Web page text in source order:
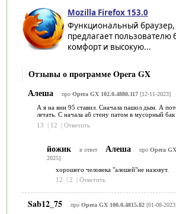
Mozilla Firefox 153.0
Функциональный браузер,
предлагает пользователю
комфорт и высокую...
Отзывы о программе Opera GX
Алеша
про Opera GX 102.0.4880.117[12-11-2023]
А я на вин 95 ставил. Сначала пашол дым. А
летать. С начала аб стену патом в мусорный бак
13
| 12 | Ответить
йожик в ответ Алеша про Opera
2025]
хорошего человека "алешей"не назовут.
12
2 Ответить
Sab12_75 про Opera GX 100.0.4815.82[01-08-